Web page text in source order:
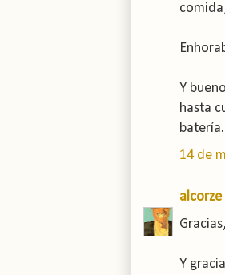
Y
hasta
14 de
alcorze
Y